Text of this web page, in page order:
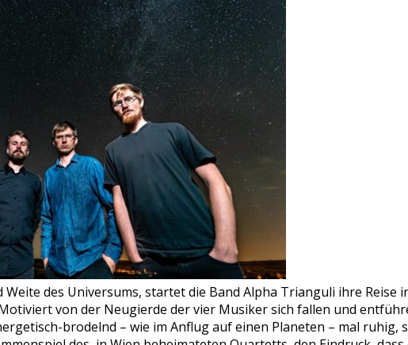
des Universums, startet die Band Alpha Trianguli ihre Reise
von der Neugierde der vier Musiker sich fallen und
brodelnd – wie im Anflug auf einen Planeten – mal ruhig,